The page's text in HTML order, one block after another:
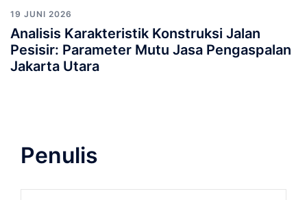
19 JUNI 2026
Analisis Karakteristik Konstruksi Jalan
Pesisir: Parameter Mutu Jasa Pengaspalan
Jakarta Utara
Penulis